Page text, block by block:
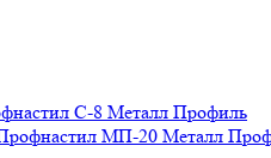
C-8 Металл Профиль
МП-20 Металл